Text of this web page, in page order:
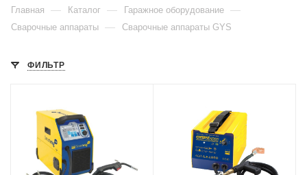
Главная — Каталог — Гаражное оборудование —
Сварочные аппараты — Сварочные аппараты GYS
ФИЛЬТР